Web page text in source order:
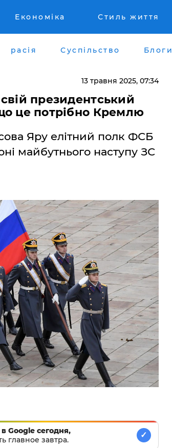
Економіка Стиль життя
расія Суспільство Блоги
13 травня 2025, 07:34
президентський
це потрібно Кремлю
Яру елітний полк ФСБ
майбутнього наступу ЗС
Google сегодня,
главное завтра.
✓